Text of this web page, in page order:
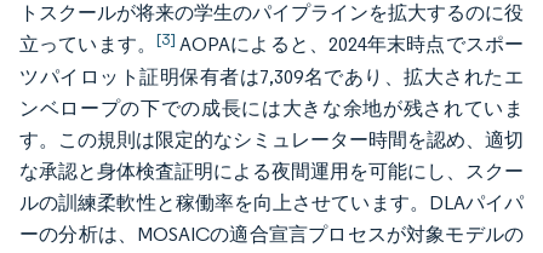
トスクールが将来の学生のパイプラインを拡大するのに役
立っています。 [3] AOPAによると、2024年末時点でスポー
ツパイロット証明保有者は7,309名であり、拡大されたエ
ンベロープの下での成長には大きな余地が残されていま
す。この規則は限定的なシミュレーター時間を認め、適切
な承認と身体検査証明による夜間運用を可能にし、スクー
ルの訓練柔軟性と稼働率を向上させています。DLAパイパ
ーの分析は、MOSAICの適合宣言プロセスが対象モデルの